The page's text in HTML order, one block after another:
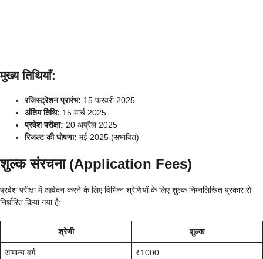
मुख्य तिथियाँ:
रजिस्ट्रेशन प्रारंभ: 15 फरवरी 2025
अंतिम तिथि: 15 मार्च 2025
प्रवेश परीक्षा: 20 अप्रैल 2025
रिजल्ट की घोषणा: मई 2025 (संभावित)
शुल्क संरचना (Application Fees)
प्रवेश परीक्षा में आवेदन करने के लिए विभिन्न श्रेणियों के लिए शुल्क निम्नलिखित प्रकार से
निर्धारित किया गया है:
श्रेणी शुल्क
सामान्य वर्ग ₹1000